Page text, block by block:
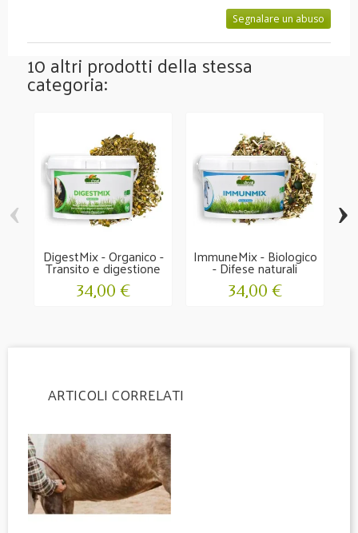
Segnalare un abuso
10 altri prodotti della stessa
categoria:
DigestMix - Organico -
Transito e digestione
34,00 €
ImmuneMix - Biologico
- Difese naturali
34,00 €
‹ ›
ARTICOLI CORRELATI